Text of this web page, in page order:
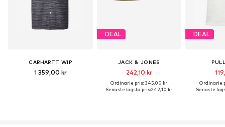
CARHARTT WIP
1 359,00 kr
DEAL
JACK & JONES
242,10 kr
Ordinarie pris: 345,00 kr
Senaste lägsta pris:242,10 kr
DEAL
Ordinarie
Senaste